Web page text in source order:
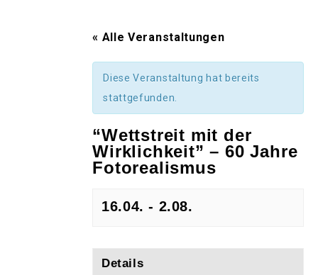
« Alle Veranstaltungen
Diese Veranstaltung hat bereits
stattgefunden.
“Wettstreit mit der
Wirklichkeit” – 60 Jahre
Fotorealismus
16.04. - 2.08.
Details